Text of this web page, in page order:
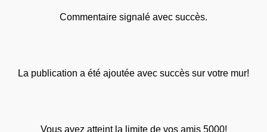
Commentaire signalé avec succès.
La publication a été ajoutée avec succès sur votre mur!
Vous avez atteint la limite de vos amis 5000!